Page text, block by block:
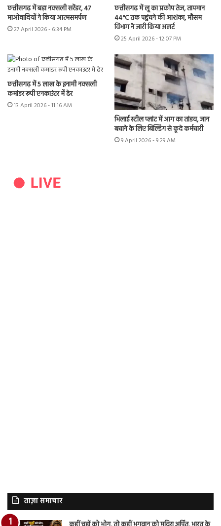
छत्तीसगढ़ में बड़ा नक्सली सरेंडर, 47
माओवादियों ने किया आत्मसमर्पण
27 April 2026 - 6:34 PM
छत्तीसगढ़ में लू का प्रकोप तेज, तापमान
44°C तक पहुंचने की आशंका, मौसम
विभाग ने जारी किया अलर्ट
25 April 2026 - 12:07 PM
छत्तीसगढ़ में 5 लाख के इनामी नक्सली
कमांडर रूपी एनकाउंटर में ढेर
13 April 2026 - 11:16 AM
भिलाई स्टील प्लांट में आग का तांडव, जान
बचाने के लिए बिल्डिंग से कूदे कर्मचारी
9 April 2026 - 9:29 AM
ताज़ा समाचार